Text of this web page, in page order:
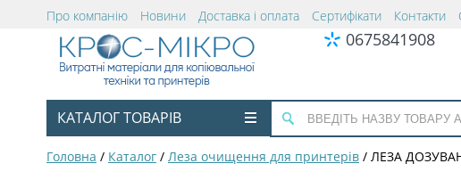
Про компанію Новини Доставка і оплата Сертифікати Контакти
0675841908
КАТАЛОГ ТОВАРІВ
Головна / Каталог / Леза очищення для принтерів / ЛЕЗА